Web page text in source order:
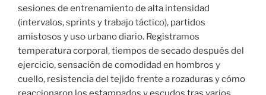
sesiones de entrenamiento de alta intensidad
(intervalos, sprints y trabajo táctico), partidos
amistosos y uso urbano diario. Registramos
temperatura corporal, tiempos de secado después del
ejercicio, sensación de comodidad en hombros y
cuello, resistencia del tejido frente a rozaduras y cómo